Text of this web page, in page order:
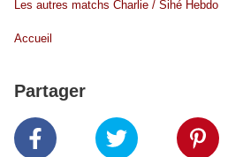
Les autres matchs Charlie / Sihé Hebdo
Accueil
Partager